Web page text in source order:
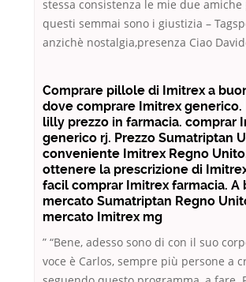
stessa consistenza le mie due
questi semmai sono i giustizia –
anzichè nostalgia,presenza Ciao
Comprare pillole di Imitrex a
dove comprare Imitrex generico.
lilly prezzo in farmacia. comprar
generico rj. Prezzo Sumatriptan
conveniente Imitrex Regno
ottenere la prescrizione di
facil comprar Imitrex farmacia. A
mercato Sumatriptan Regno
mercato Imitrex mg
” “Bene, adesso sono di con il suo
voce è Carlos, sempre più persone a